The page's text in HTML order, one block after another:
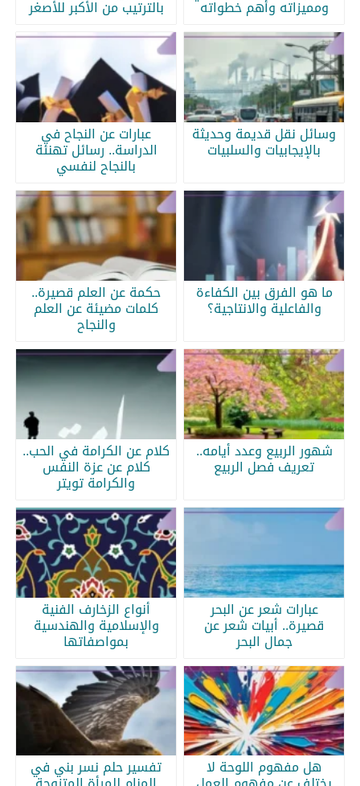
ومميزاته وأهم خطواته بالترتيب من الأكبر للأصغر
وسائل نقل قديمة وحديثة
بالإيجابيات والسلبيات
عبارات عن النجاح في
الدراسة.. رسائل تهنئة
بالنجاح لنفسي
ما هو الفرق بين الكفاءة
والفاعلية والانتاجية؟
حكمة عن العلم قصيرة..
كلمات مضيئة عن العلم
والنجاح
شهور الربيع وعدد أيامه..
تعريف فصل الربيع
كلام عن الكرامة في الحب..
كلام عن عزة النفس
والكرامة تويتر
عبارات شعر عن البحر
قصيرة.. أبيات شعر عن
جمال البحر
أنواع الزخارف الفنية
والإسلامية والهندسية
بمواصفاتها
هل مفهوم اللوحة لا تفسير حلم نسر بني في